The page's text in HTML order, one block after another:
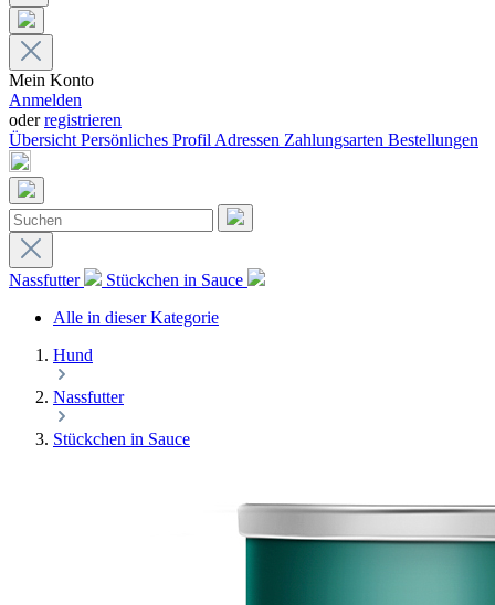
Mein Konto
Anmelden
oderregistrieren
ÜbersichtPersönliches ProfilAdressen Zahlungsarten Bestellungen
Nassfutter
Stückchen in Sauce
Alle in dieser Kategorie
Hund
Nassfutter
Stückchen in Sauce